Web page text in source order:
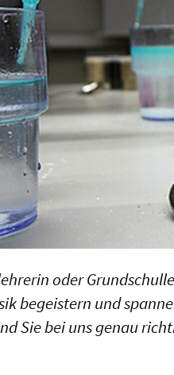
oder
begeistern und
Sie bei uns genau